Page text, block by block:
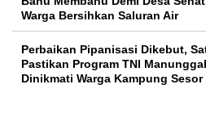
Warga Bersihkan Saluran Air
Perbaikan Pipanisasi Dikebut,
Pastikan Program TNI
Dinikmati Warga Kampung Sesor